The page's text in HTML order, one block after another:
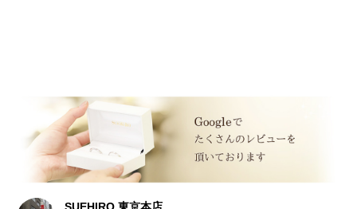
SUEHIRO 東京本店